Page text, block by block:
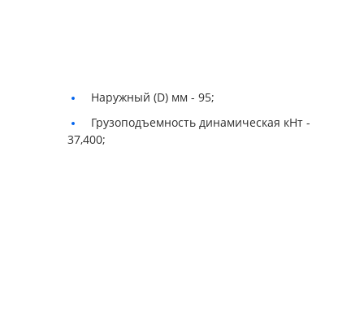
Наружный (D) мм -95;
Грузоподъемность динамическая кНт -
37,400;